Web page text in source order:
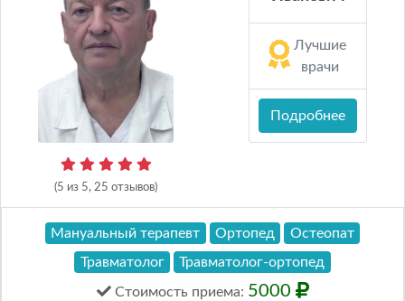
(5 из 5, 25 отзывов)
Лучшие
врачи
Подробнее
Мануальный терапевт Ортопед
Остеопат
Травматолог
Травматолог-ортопед
Стоимость приема: 5000